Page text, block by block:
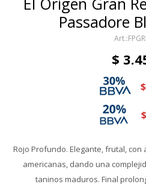
Passadore
$
$
$
Rojo Profundo. Elegante, frutal,
americanas, dando una
taninos maduros. Final